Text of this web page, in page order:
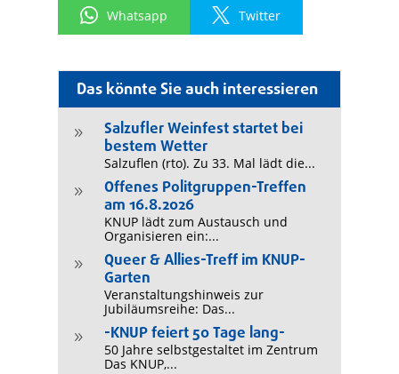
Das könnte Sie auch interessieren
9
Salzufler Weinfest startet bei
bestem Wetter
Salzuflen (rto). Zu 33. Mal lädt die...
9
Offenes Politgruppen-Treffen
am 16.8.2026
KNUP lädt zum Austausch und
Organisieren ein:...
9
Queer & Allies-Treff im KNUP-
Garten
Veranstaltungshinweis zur
Jubiläumsreihe: Das...
9 -KNUP feiert 50 Tage lang-
50 Jahre selbstgestaltet im Zentrum
Das KNUP,...
Whatsapp Twitter